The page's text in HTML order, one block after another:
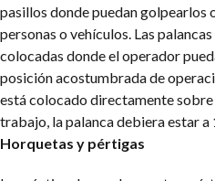
pasillos donde puedan golpearlos
personas o vehículos. Las
colocadas donde el operador
posición acostumbrada de
está colocado directamente
trabajo, la palanca debiera estar
Horquetas y pértigas